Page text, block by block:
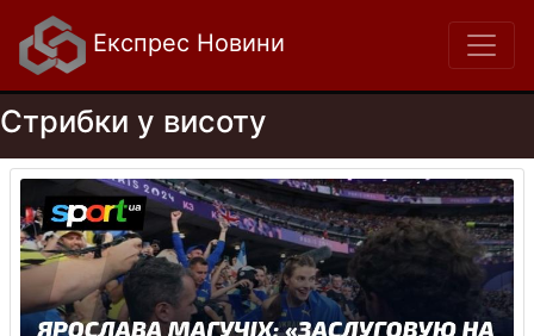
Експрес Новини
Стрибки у висоту